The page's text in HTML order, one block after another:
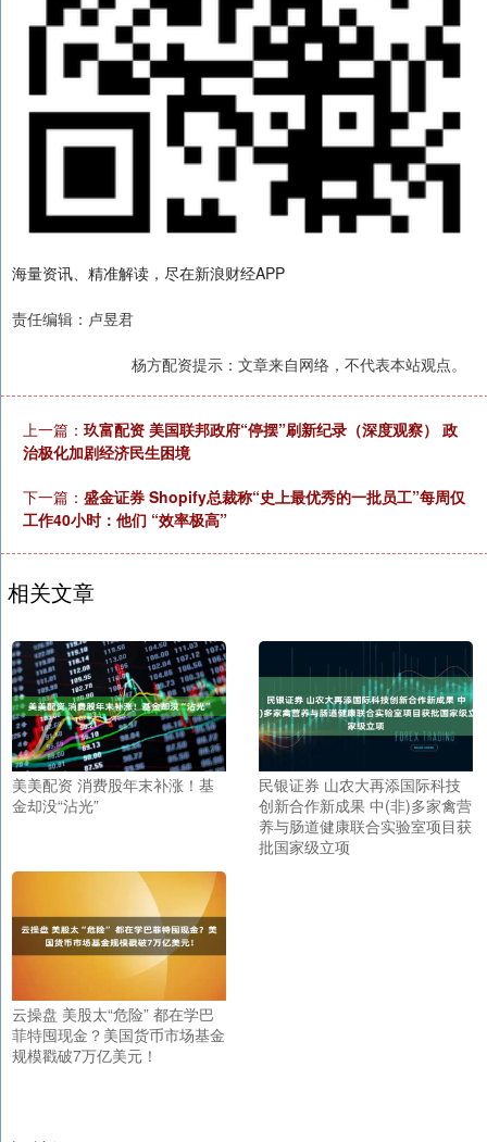
海量资讯、精准解读，尽在新浪财经APP
责任编辑：卢昱君
杨方配资提示：文章来自网络，不代表本站观点。
上一篇： 玖富配资 美国联邦政府“停摆”刷新纪录（深度观察） 政
治极化加剧经济民生困境
下一篇： 盛金证券 Shopify总裁称“史上最优秀的一批员工”每周仅
工作40小时：他们 “效率极高”
相关文章
美美配资 消费股年末补涨！基
金却没“沾光”
民银证券 山农大再添国际科技
创新合作新成果 中(非)多家禽营
养与肠道健康联合实验室项目获
批国家级立项
云操盘 美股太“危险” 都在学巴
菲特囤现金？美国货币市场基金
规模戳破7万亿美元！